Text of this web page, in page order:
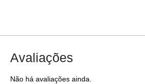
Avaliações
Não há avaliações ainda.